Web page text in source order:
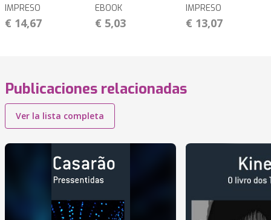
IMPRESO
€ 14,67
EBOOK
€ 5,03
IMPRESO
€ 13,07
Publicaciones relacionadas
Ver la lista completa